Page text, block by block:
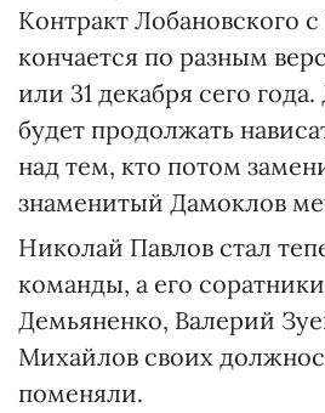
Контракт Лобановского
кончается по разным
или 31 декабря сего
будет продолжать
над тем, кто потом
знаменитый Дамоклов
Николай Павлов стал
команды, а его
Демьяненко, Валерий
Михайлов своих
поменяли.